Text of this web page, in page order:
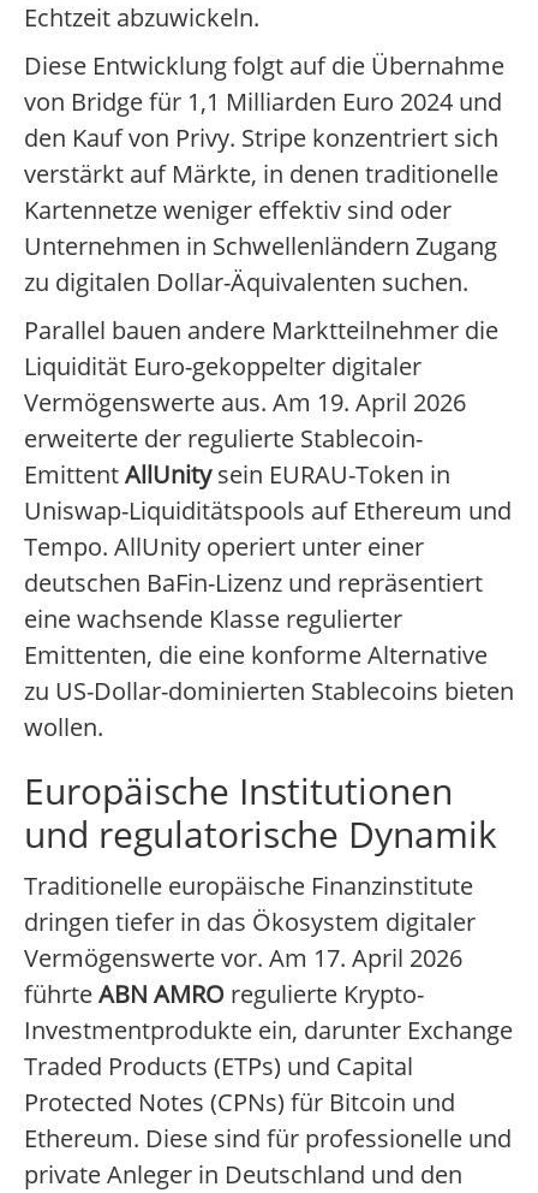
Echtzeit abzuwickeln.
Diese Entwicklung folgt auf die Übernahme
von Bridge für 1,1 Milliarden Euro 2024 und
den Kauf von Privy. Stripe konzentriert sich
verstärkt auf Märkte, in denen traditionelle
Kartennetze weniger effektiv sind oder
Unternehmen in Schwellenländern Zugang
zu digitalen Dollar-Äquivalenten suchen.
Parallel bauen andere Marktteilnehmer die
Liquidität Euro-gekoppelter digitaler
Vermögenswerte aus. Am 19. April 2026
erweiterte der regulierte Stablecoin-
EmittentAllUnitysein EURAU-Token in
Uniswap-Liquiditätspools auf Ethereum und
Tempo. AllUnity operiert unter einer
deutschen BaFin-Lizenz und repräsentiert
eine wachsende Klasse regulierter
Emittenten, die eine konforme Alternative
zu US-Dollar-dominierten Stablecoins bieten
wollen.
Europäische Institutionen
und regulatorische Dynamik
Traditionelle europäische Finanzinstitute
dringen tiefer in das Ökosystem digitaler
Vermögenswerte vor. Am 17. April 2026
führteABN AMRO regulierte Krypto-
Investmentprodukte ein, darunter Exchange
Traded Products (ETPs) und Capital
Protected Notes (CPNs) für Bitcoin und
Ethereum. Diese sind für professionelle und
private Anleger in Deutschland und den